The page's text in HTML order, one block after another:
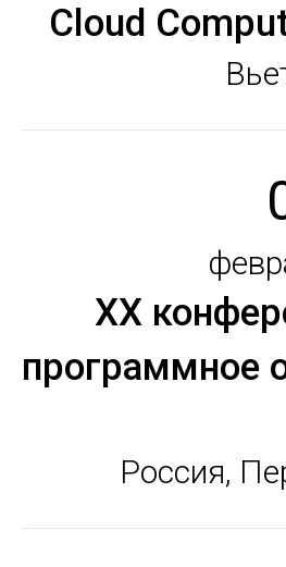
Cloud
ХX
программное
Россия,